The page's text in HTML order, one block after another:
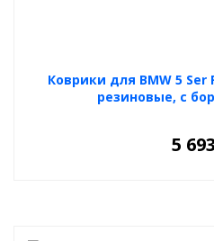
Коврики для BMW 5 Ser
резиновые, с
5 693